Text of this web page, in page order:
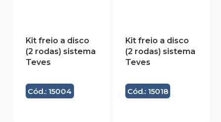
Kit freio a disco
(2 rodas) sistema
Teves
Cód.: 15004
Kit freio a disco
(2 rodas) sistema
Teves
Cód.: 15018